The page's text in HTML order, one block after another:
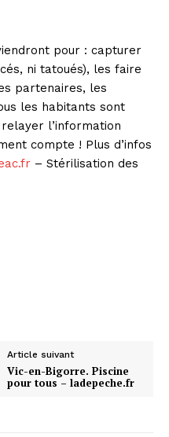
pour : capturer
ni tatoués), les faire
partenaires, les
les habitants sont
l’information
compte ! Plus d’infos
– Stérilisation des
Article suivant
Vic-en-Bigorre. Piscine
pour tous – ladepeche.fr